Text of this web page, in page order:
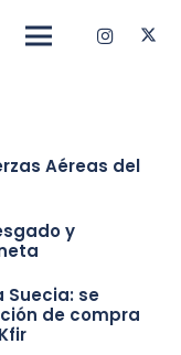
Aéreas del
y
Suecia: se
de compra